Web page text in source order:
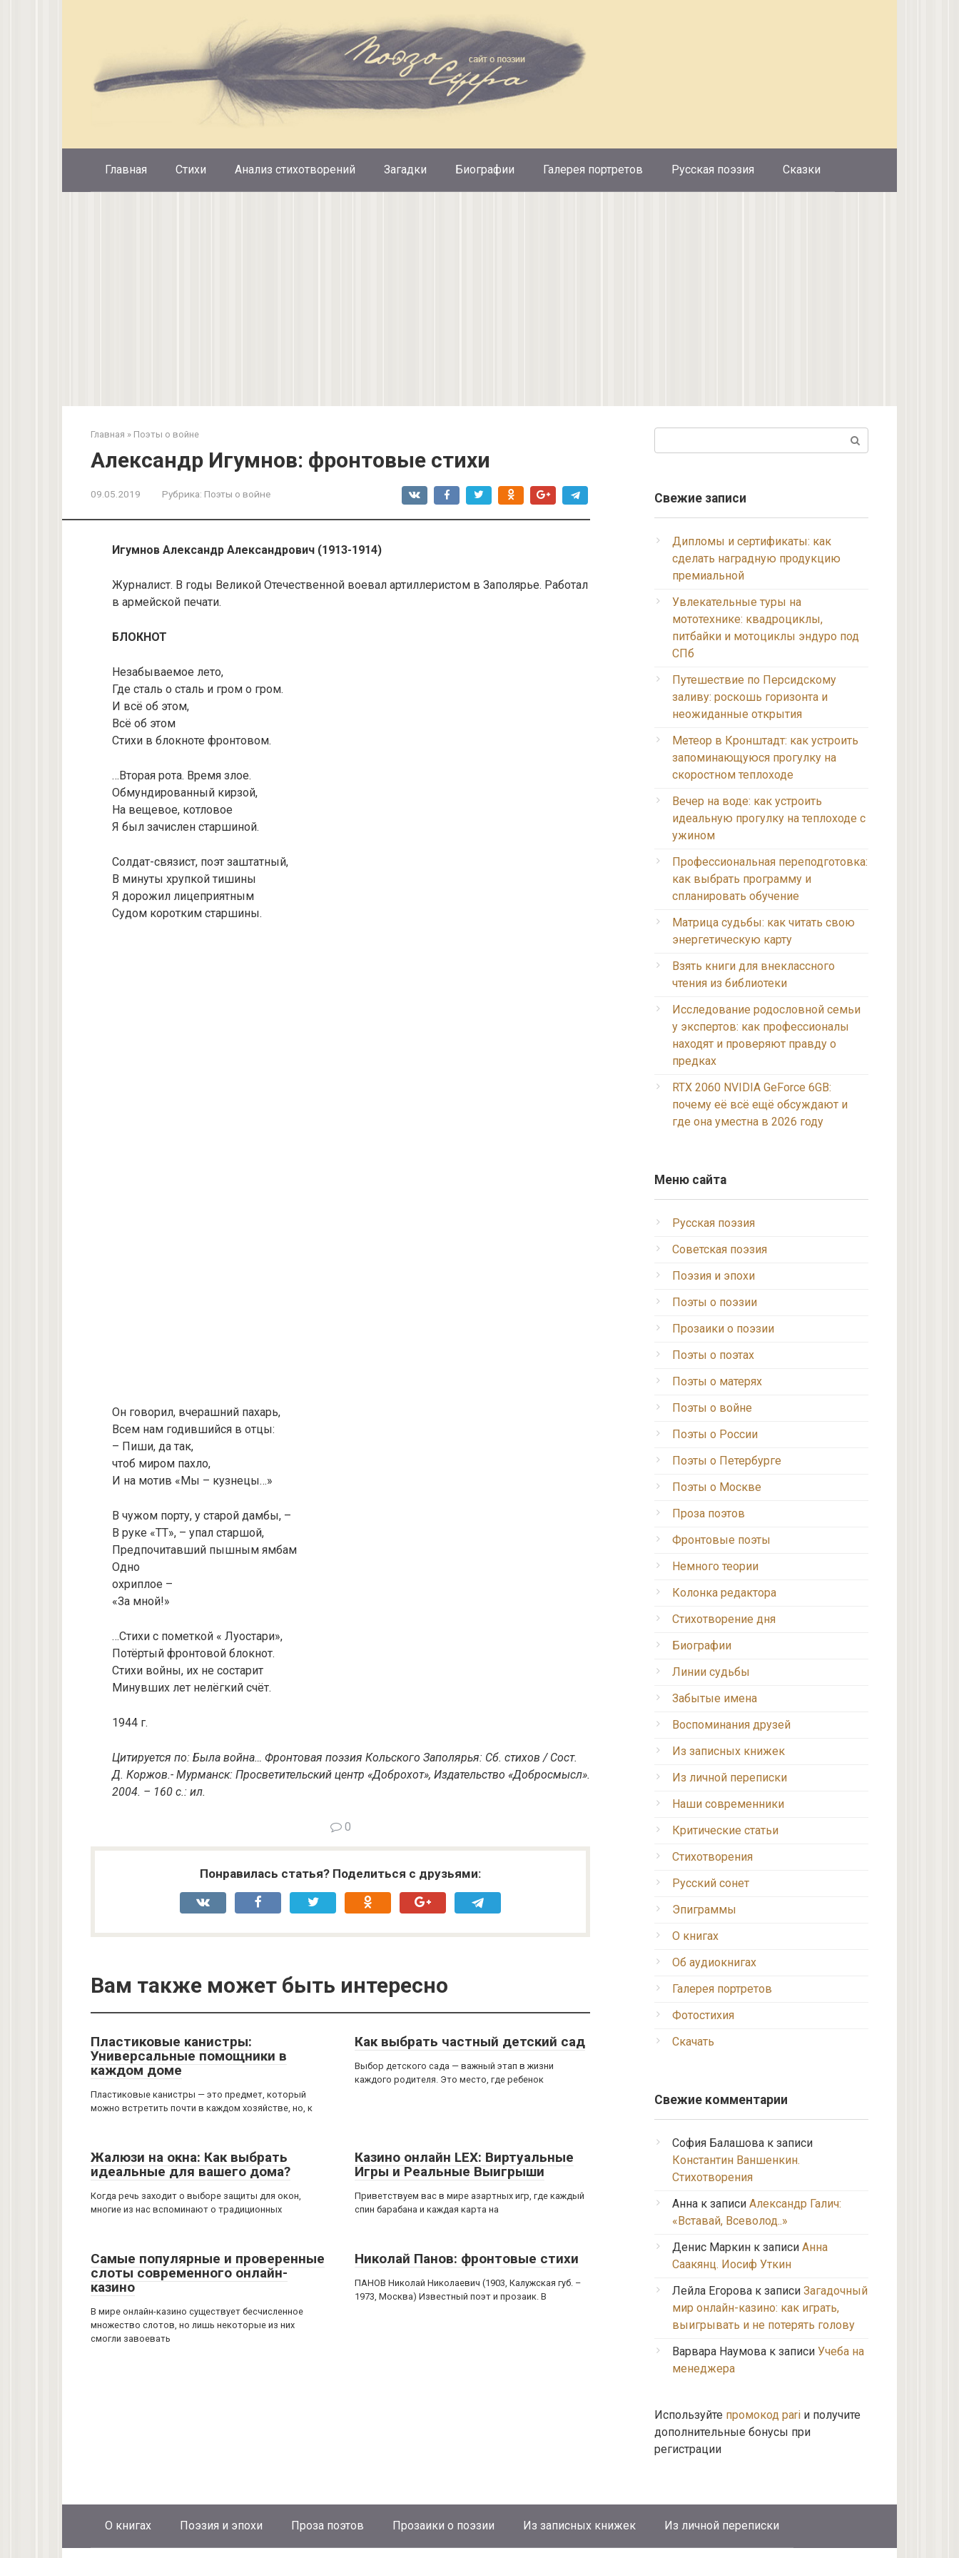
Главная Стихи Анализ стихотворений Загадки Биографии Галерея портретов Русская поэзия Сказки
Главная » Поэты о войне
Александр Игумнов: фронтовые стихи
09.05.2019 Рубрика: Поэты о войне
Игумнов Александр Александрович (1913-1914)
Журналист. В годы Великой Отечественной воевал артиллеристом в Заполярье. Работал
в армейской печати.
БЛОКНОТ
Незабываемое лето,
Где сталь о сталь и гром о гром.
И всё об этом,
Всё об этом
Стихи в блокноте фронтовом.
…Вторая рота. Время злое.
Обмундированный кирзой,
На вещевое, котловое
Я был зачислен старшиной.
Солдат-связист, поэт заштатный,
В минуты хрупкой тишины
Я дорожил лицеприятным
Судом коротким старшины.
Он говорил, вчерашний пахарь,
Всем нам годившийся в отцы:
– Пиши, да так,
чтоб миром пахло,
И на мотив «Мы – кузнецы…»
В чужом порту, у старой дамбы, –
В руке «ТТ», – упaл старшой,
Предпочитавший пышным ямбам
Одно
охриплое –
«За мной!»
…Стихи с пометкой « Луостари»,
Потёртый фронтовой блокнот.
Стихи войны, их не состарит
Минувших лет нелёгкий счёт.
1944 г.
Цитируется по: Была война… Фронтовая поэзия Кольского Заполярья: Сб. стихов / Сост.
Д. Коржов.- Мурманск: Просветительский центр «Доброхот», Издательство «Добросмысл».
2004. – 160 с.: ил.
0
Понравилась статья? Поделиться с друзьями:
Вам также может быть интересно
Пластиковые канистры:
Универсальные помощники в
каждом доме
Пластиковые канистры — это предмет, который
можно встретить почти в каждом хозяйстве, но, к
Как выбрать частный детский сад
Выбор детского сада — важный этап в жизни
каждого родителя. Это место, где ребенок
Жалюзи на окна: Как выбрать
идеальные для вашего дома?
Когда речь заходит о выборе защиты для окон,
многие из нас вспоминают о традиционных
Казино онлайн LEX: Виртуальные
Игры и Реальные Выигрыши
Приветствуем вас в мире азартных игр, где каждый
спин барабана и каждая карта на
Самые популярные и проверенные
слоты современного онлайн-
казино
В мире онлайн-казино существует бесчисленное
множество слотов, но лишь некоторые из них
смогли завоевать
Николай Панов: фронтовые стихи
ПАНОВ Николай Николаевич (1903, Калужская губ. –
1973, Москва) Известный поэт и прозаик. В
Свежие записи
Дипломы и сертификаты: как
сделать наградную продукцию
премиальной
Увлекательные туры на
мототехнике: квадроциклы,
питбайки и мотоциклы эндуро под
СПб
Путешествие по Персидскому
заливу: роскошь горизонта и
неожиданные открытия
Метеор в Кронштадт: как устроить
запоминающуюся прогулку на
скоростном теплоходе
Вечер на воде: как устроить
идеальную прогулку на теплоходе с
ужином
Профессиональная переподготовка:
как выбрать программу и
спланировать обучение
Матрица судьбы: как читать свою
энергетическую карту
Взять книги для внеклассного
чтения из библиотеки
Исследование родословной семьи
у экспертов: как профессионалы
находят и проверяют правду о
предках
RTX 2060 NVIDIA GeForce 6GB:
почему её всё ещё обсуждают и
где она уместна в 2026 году
Меню сайта
Русская поэзия
Советская поэзия
Поэзия и эпохи
Поэты о поэзии
Прозаики о поэзии
Поэты о поэтах
Поэты о матерях
Поэты о войне
Поэты о России
Поэты о Петербурге
Поэты о Москве
Проза поэтов
Фронтовые поэты
Немного теории
Колонка редактора
Стихотворение дня
Биографии
Линии судьбы
Забытые имена
Воспоминания друзей
Из записных книжек
Из личной переписки
Наши современники
Критические статьи
Стихотворения
Русский сонет
Эпиграммы
О книгах
Об аудиокнигах
Галерея портретов
Фотостихия
Скачать
Свежие комментарии
София Балашова к записи
Константин Ваншенкин.
Стихотворения
Анна к записи Александр Галич:
«Вставай, Всеволод..»
Денис Маркин к записи Анна
Саакянц. Иосиф Уткин
Лейла Егорова к записи Загадочный
мир онлайн-казино: как играть,
выигрывать и не потерять голову
Варвара Наумова к записи Учеба на
менеджера
Используйте промокод pari и получите
дополнительные бонусы при
регистрации
О книгах Поэзия и эпохи Проза поэтов Прозаики о поэзии Из записных книжек Из личной переписки